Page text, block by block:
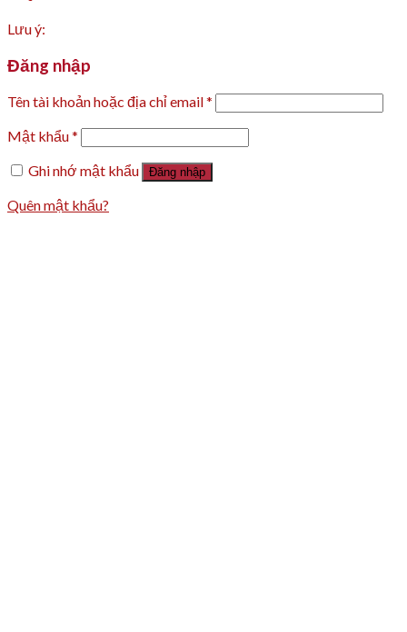
Lưu ý:
Đăng nhập
Tên tài khoản hoặc địa chỉ email*
Mật khẩu*
Ghi nhớ mật khẩu
Đăng nhập
Quên mật khẩu?